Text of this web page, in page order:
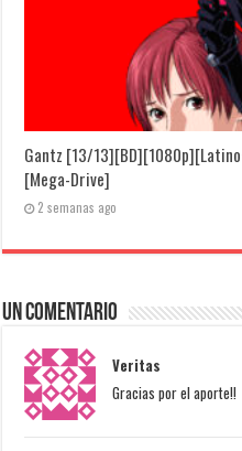
Gantz [13/
[Mega-Drive]
2 semanas ago
Un comentario
Veritas
Gracias por el aporte!!